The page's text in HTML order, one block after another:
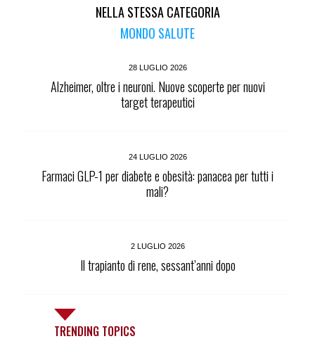
NELLA STESSA CATEGORIA
MONDO SALUTE
28 LUGLIO 2026
Alzheimer, oltre i neuroni. Nuove scoperte per nuovi
target terapeutici
24 LUGLIO 2026
Farmaci GLP-1 per diabete e obesità: panacea per tutti i
mali?
2 LUGLIO 2026
Il trapianto di rene, sessant’anni dopo
TRENDING TOPICS